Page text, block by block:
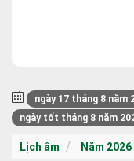
ngày 17 tháng 8 năm
ngày tốt tháng 8 năm
Lịch âm Năm 2026